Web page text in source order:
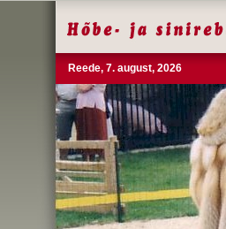
Reede, 7. august, 2026